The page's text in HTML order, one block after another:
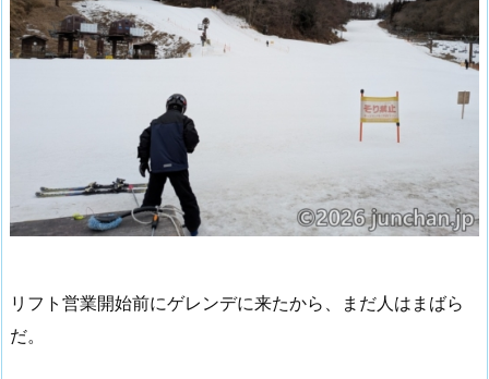
リフト営業開始前にゲレンデに来たから、まだ人はまばら
だ。